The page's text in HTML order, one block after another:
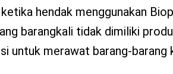
hendak menggunakan
barangkali tidak dimiliki
untuk merawat barang-barang